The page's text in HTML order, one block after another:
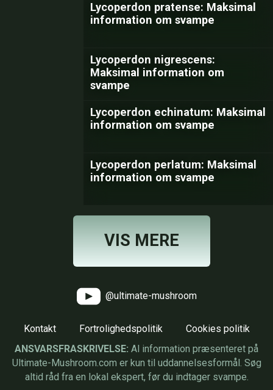
Lycoperdon pratense: Maksimal
information om svampe
Lycoperdon nigrescens:
Maksimal information om
svampe
Lycoperdon echinatum: Maksimal
information om svampe
Lycoperdon perlatum: Maksimal
information om svampe
VIS MERE
@ultimate-mushroom
Kontakt Fortrolighedspolitik
Cookies politik
ANSVARSFRASKRIVELSE: Al information præsenteret på
Ultimate-Mushroom.com er kun til uddannelsesformål. Søg
altid råd fra en lokal ekspert, før du indtager svampe.